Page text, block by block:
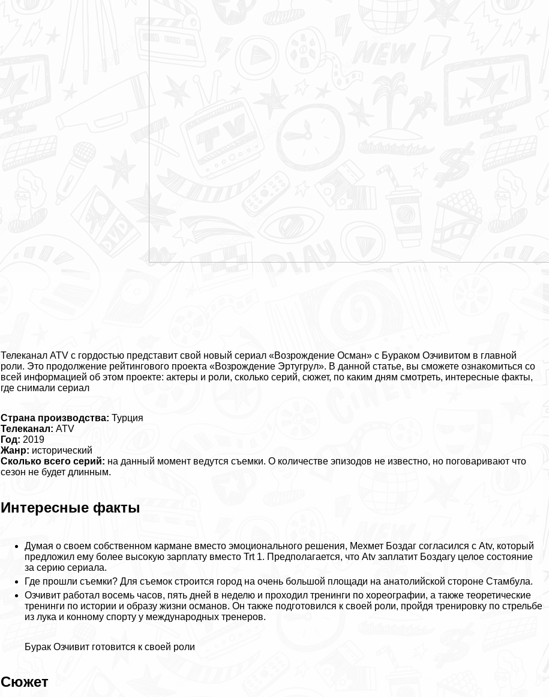
Телеканал ATV с гордостью представит свой новый сериал «Возрождение Осман» с Буpaком Озчивитом в главной
роли. Это продолжение рейтингового проекта «Возрождение Эртугрул». В данной статье, вы сможете ознакомиться со
всей информацией об этом проекте: актеры и роли, сколько серий, сюжет, по каким дням смотреть, интересные факты,
где снимали сериал
Страна производства: Турция
Телеканал: ATV
Год: 2019
Жанр: исторический
Сколько всего серий: на данный момент ведутся съемки. О количестве эпизодов не известно, но поговаривают что
сезон не будет длинным.
Интересные факты
Думая о своем собственном кармане вместо эмоционального решения, Мехмет Боздаг согласился с Atv, который
предложил ему более высокую зарплату вместо Trt 1. Предполагается, что Atv заплатит Боздагу целое состояние
за серию сериала.
Где прошли съемки? Для съемок строится город на очень большой площади на анатолийской стороне Стамбула.
Озчивит работал восемь часов, пять дней в неделю и проходил тренинги по хореографии, а также теоретические
тренинги по истории и образу жизни османов. Он также подготовился к своей роли, пройдя тренировку по стрельбе
из лука и конному спорту у международных тренеров.
Буpaк Озчивит готовится к своей роли
Сюжет